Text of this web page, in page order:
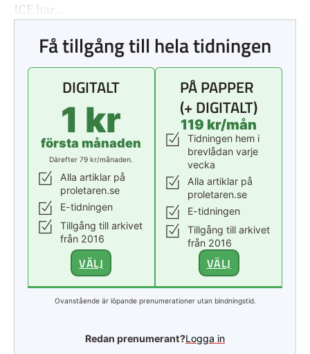
ICE har…
Få tillgång till hela tidningen
DIGITALT
1 kr
första månaden
Därefter 79 kr/månaden.
Alla artiklar på
proletaren.se
E-tidningen
Tillgång till arkivet
från 2016
VÄLJ
PÅ PAPPER
(+ DIGITALT)
119 kr/mån
Tidningen hem i
brevlådan varje
vecka
Alla artiklar på
proletaren.se
E-tidningen
Tillgång till arkivet
från 2016
VÄLJ
Ovanstående är löpande prenumerationer utan bindningstid.
Redan prenumerant?Logga in